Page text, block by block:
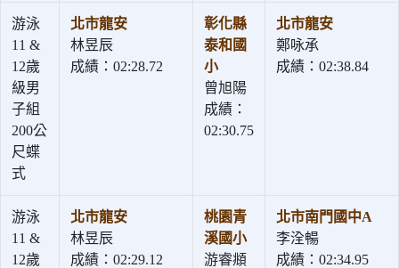
游泳
11 &
12歲
級男
子組
200公
尺蝶
式
北市龍安
林昱辰
成績：02:28.72
彰化縣
泰和國
小
曾旭陽
成績：
02:30.75
北市龍安
鄭咏承
成績：02:38.84
游泳
11 &
12歲
北市龍安
林昱辰
成績：02:29.12
桃園青
溪國小
游睿頫
北市南門國中A
李洤暢
成績：02:34.95